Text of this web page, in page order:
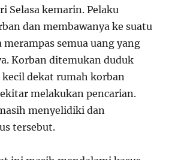
Selasa kemarin. Pelaku
dan membawanya ke suatu
semua uang yang
Korban ditemukan duduk
dekat rumah korban
melakukan pencarian.
menyelidiki dan
tersebut.